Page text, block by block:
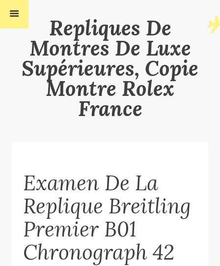
Repliques De
Montres De Luxe
Supérieures, Copie
Montre Rolex
France
Examen De La
Replique Breitling
Premier B01
Chronograph 42